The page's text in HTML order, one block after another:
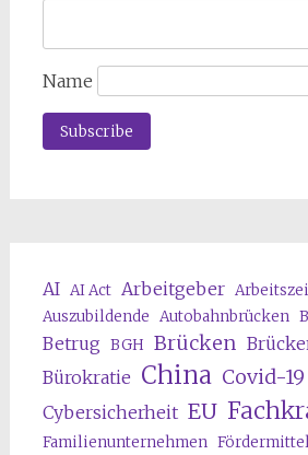
Name
AI AI Act Arbeitgeber
Auszubildende Autobahnbrücken
Betrug BGH Brücken
Bürokratie China Covid-19
Cybersicherheit EU
Familienunternehmen